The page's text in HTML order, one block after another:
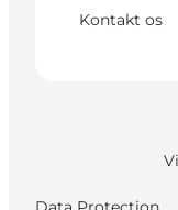
Kontakt os